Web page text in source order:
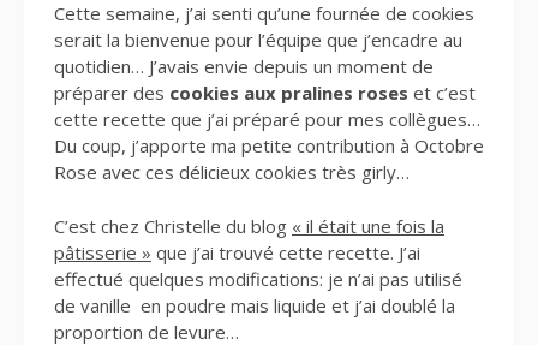
Cette semaine, j’ai senti qu’une fournée de cookies
serait la bienvenue pour l’équipe que j’encadre au
quotidien… J’avais envie depuis un moment de
préparer des cookies aux pralines roses et c’est
cette recette que j’ai préparé pour mes collègues…
Du coup, j’apporte ma petite contribution à Octobre
Rose avec ces délicieux cookies très girly…
C’est chez Christelle du blog « il était une fois la
pâtisserie » que j’ai trouvé cette recette. J’ai
effectué quelques modifications: je n’ai pas utilisé
de vanille en poudre mais liquide et j’ai doublé la
proportion de levure…